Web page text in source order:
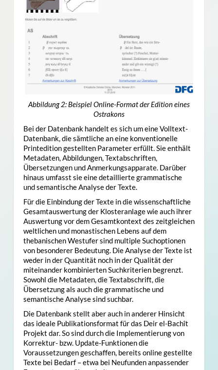
Abbildung 2: Beispiel Online-Format der Edition eines
Ostrakons
Bei der Datenbank handelt es sich um eine Volltext-
Datenbank, die sämtliche an eine konventionelle
Printedition gestellten Parameter erfüllt. Sie enthält
Metadaten, Abbildungen, Textabschriften,
Übersetzungen und Anmerkungsapparate. Darüber
hinaus umfasst sie eine detaillierte grammatische
und semantische Analyse der Texte.
Für die Einbindung der Texte in die wissenschaftliche
Gesamtauswertung der Klosteranlage wie auch ihrer
Auswertung vor dem Gesamtkontext des zeitgleichen
weltlichen und monastischen Lebens auf dem
thebanischen Westufer sind multiple Suchoptionen
von besonderer Bedeutung. Die Analyse der Texte ist
weder in der Quantität noch in der Qualität der
miteinander kombinierten Suchkriterien begrenzt.
Sowohl die Metadaten, die Textabschrift, die
Übersetzung als auch die grammatische und
semantische Analyse sind suchbar.
Die Datenbank stellt aber auch in anderer Hinsicht
das ideale Publikationsformat für das Deir el-Bachît
Projekt dar. So sind durch die Implementierung von
Korrektur- bzw. Update-Funktionen die
Voraussetzungen geschaffen, bereits online gestellte
Texte bei Bedarf – etwa bei Neufunden anpassender